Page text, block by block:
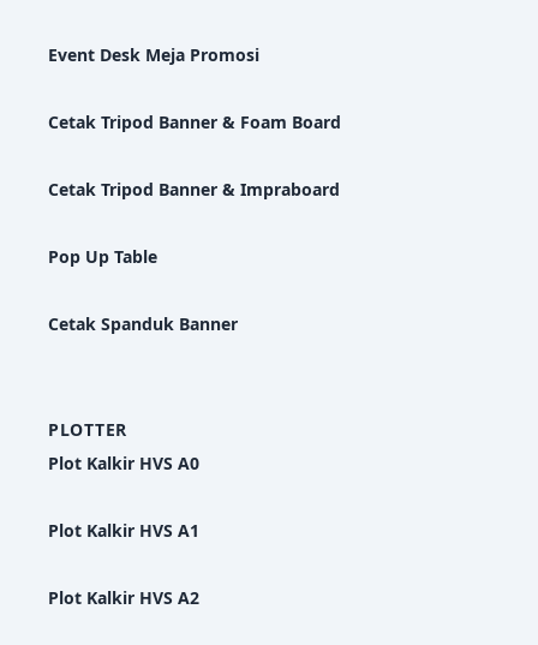
Event Desk Meja Promosi
Cetak Tripod Banner & Foam Board
Cetak Tripod Banner & Impraboard
Pop Up Table
Cetak Spanduk Banner
PLOTTER
Plot Kalkir HVS A0
Plot Kalkir HVS A1
Plot Kalkir HVS A2